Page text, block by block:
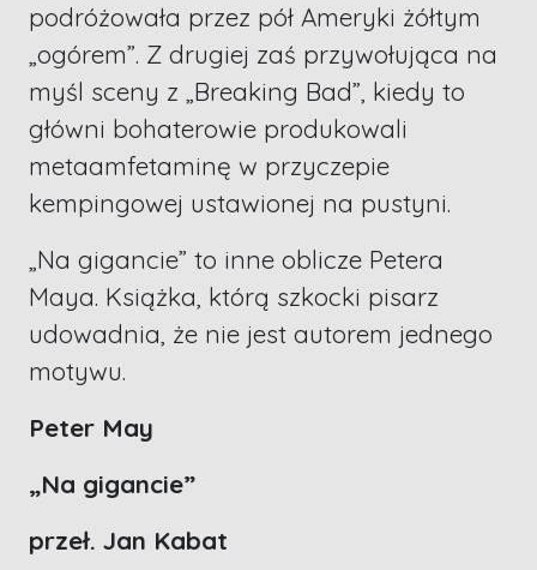
podróżowała przez pół Ameryki żółtym
„ogórem”. Z drugiej zaś przywołująca na
myśl sceny z „Breaking Bad”, kiedy to
główni bohaterowie produkowali
metaamfetaminę w przyczepie
kempingowej ustawionej na pustyni.
„Na gigancie” to inne oblicze Petera
Maya. Książka, którą szkocki pisarz
udowadnia, że nie jest autorem jednego
motywu.
Peter May
„Na gigancie”
przeł. Jan Kabat